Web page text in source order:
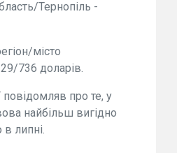
Тернопіль -
місто
736 доларів.
про те, у
найбільш вигідно
липні.